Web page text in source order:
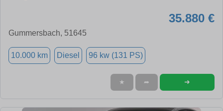
35.880 €
Gummersbach, 51645
10.000 km Diesel 96 kw (131 PS)
★ ➦ ➜